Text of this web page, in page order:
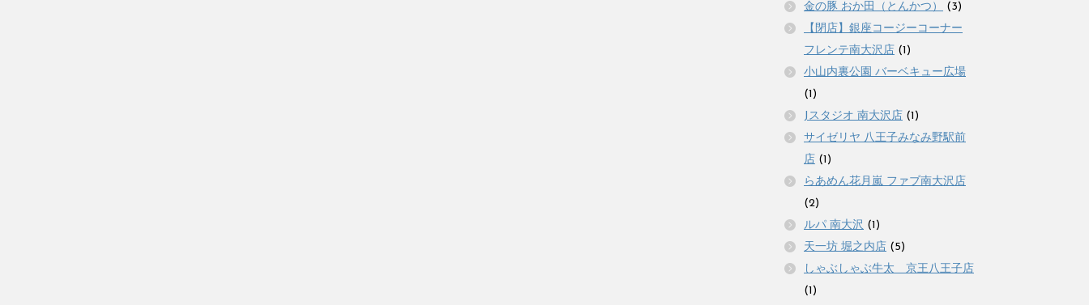
金の豚 おか田（とんかつ）
(3)
【閉店】銀座コージーコーナー
フレンテ南大沢店 (1)
小山内裏公園 バーベキュー広場
(1)
Jスタジオ 南大沢店 (1)
サイゼリヤ 八王子みなみ野駅前
店 (1)
らあめん花月嵐 ファブ南大沢店
(2)
ルパ 南大沢 (1)
天一坊 堀之内店 (5)
しゃぶしゃぶ牛太 京王八王子店
(1)